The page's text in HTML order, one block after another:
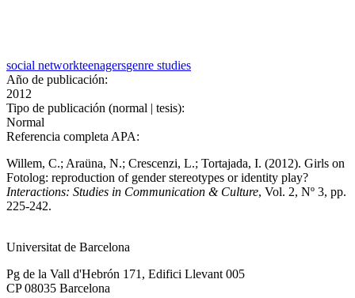
social networkteenagersgenre studies
Año de publicación:
2012
Tipo de publicación (normal | tesis):
Normal
Referencia completa APA:
Willem, C.; Araüna, N.; Crescenzi, L.; Tortajada, I. (2012). Girls on
Fotolog: reproduction of gender stereotypes or identity play?
Interactions: Studies in Communication & Culture, Vol. 2, Nº 3, pp.
225-242.
Universitat de Barcelona
Pg de la Vall d'Hebrón 171, Edifici Llevant 005
CP 08035 Barcelona